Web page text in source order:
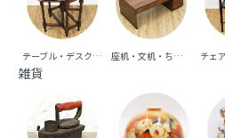
テーブル・デスク・机 座机・文机・ちゃぶ台
雑貨